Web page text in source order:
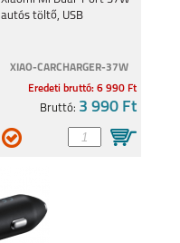
autós töltő, USB
XIAO-CARCHARGER-37W
Eredeti bruttó: 6 990 Ft
Bruttó: 3 990 Ft